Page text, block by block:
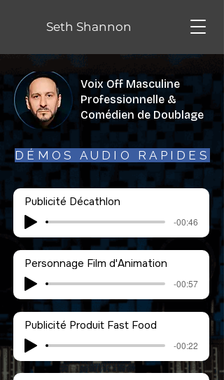
Seth Shannon
Voix Off Masculine
Professionnelle &
Comédien de Doublage
DÉMOS AUDIO RAPIDES
Publicité Décathlon
-00:46
Personnage Film d'Animation
-00:57
Publicité Produit Fast Food
-00:22